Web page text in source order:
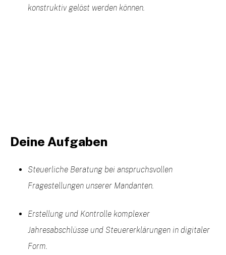
konstruktiv gelöst werden können.
Deine Aufgaben
Steuerliche Beratung bei anspruchsvollen
Fragestellungen unserer Mandanten.
Erstellung und Kontrolle komplexer
Jahresabschlüsse und Steuererklärungen in digitaler
Form.